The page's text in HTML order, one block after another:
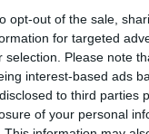
opt-out of the sale,
for targeted
selection. Please note
interest-based ads
to third parties
of your personal